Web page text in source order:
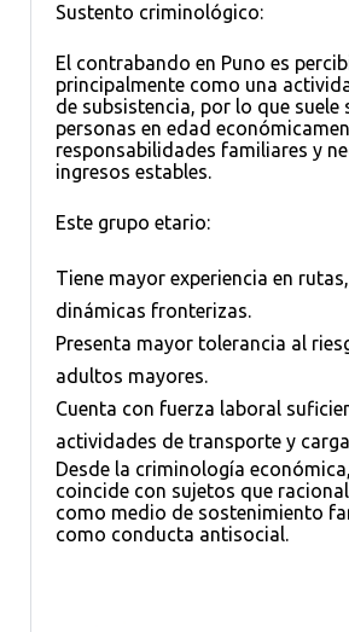
Sustento criminológico:
El contrabando en Puno es
principalmente como una
de subsistencia, por lo que suele
personas en edad
responsabilidades familiares y
ingresos estables.
Este grupo etario:
Tiene mayor experiencia en
dinámicas fronterizas.
Presenta mayor tolerancia al
adultos mayores.
Cuenta con fuerza laboral
actividades de transporte y
Desde la criminología
coincide con sujetos que
como medio de sostenimiento
como conducta antisocial.